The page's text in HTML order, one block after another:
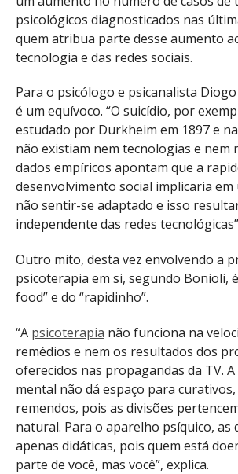
psicológicos diagnosticados nas
quem atribua parte desse aumento
tecnologia e das redes sociais.
Para o psicólogo e psicanalista
é um equívoco. “O suicídio, por
estudado por Durkheim em 1897 e
não existiam nem tecnologias e nem
dados empíricos apontam que a
desenvolvimento social implicaria em
não sentir-se adaptado e isso
independente das redes
Outro mito, desta vez envolvendo a
psicoterapia em si, segundo Bonioli,
food” e do “rapidinho”.
“A psicoterapia não funciona na
remédios e nem os resultados dos
oferecidos nas propagandas da TV.
mental não dá espaço para
remendos, pois as divisões
natural. Para o aparelho psíquico, as
apenas didáticas, pois quem está
parte de você, mas você”, explica.